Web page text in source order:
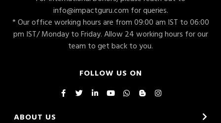
info@impactguru.com for queries.
* Our office working hours are from 09:00 am IST to 06:00
pm IST/ Monday to Friday. Allow 24 working hours for our
team to get back to you.
FOLLOW US ON
ABOUT US